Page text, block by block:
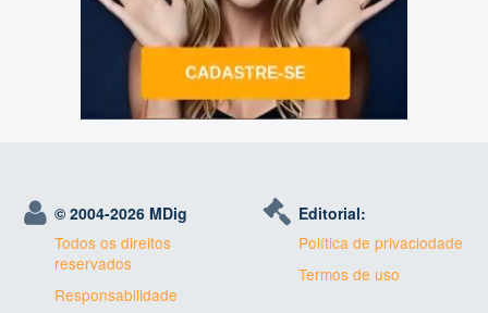
© 2004-2026 MDig
Todos os direitos
reservados
Responsabilidade
Editorial:
Política de privaciodade
Termos de uso